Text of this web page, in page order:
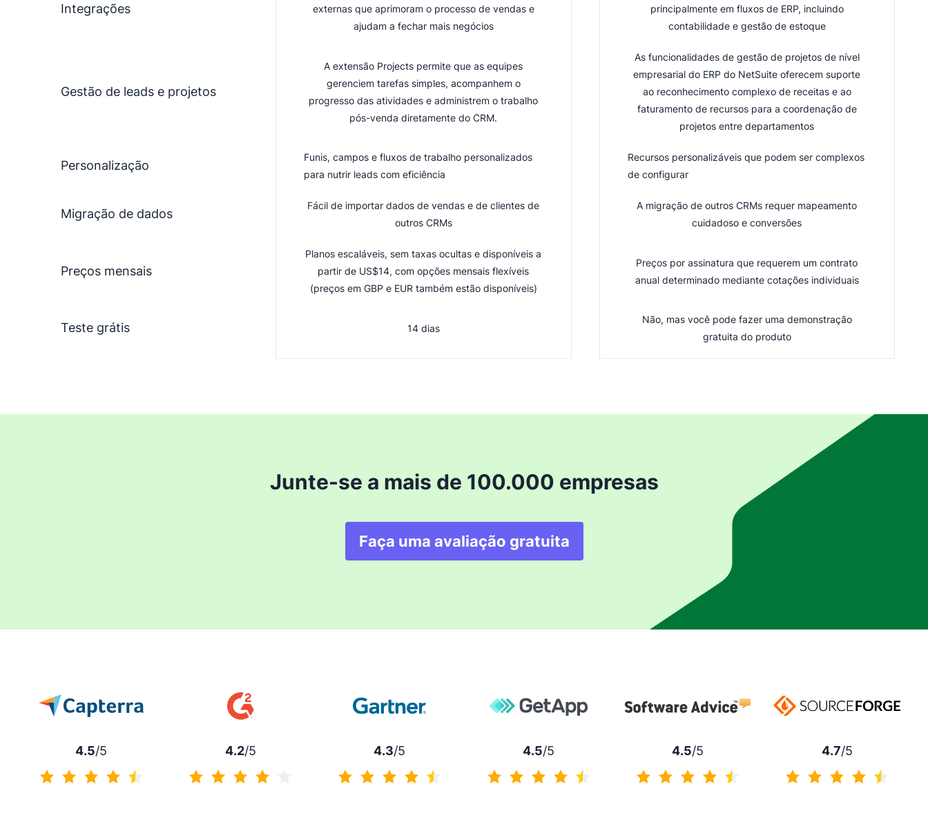
Integrações
externas que aprimoram o processo de vendas e
ajudam a fechar mais negócios
principalmente em fluxos de ERP, incluindo
contabilidade e gestão de estoque
Gestão de leads e projetos
A extensão Projects permite que as equipes
gerenciem tarefas simples, acompanhem o
progresso das atividades e administrem o trabalho
pós-venda diretamente do CRM.
As funcionalidades de gestão de projetos de nível
empresarial do ERP do NetSuite oferecem suporte
ao reconhecimento complexo de receitas e ao
faturamento de recursos para a coordenação de
projetos entre departamentos
Personalização
Funis, campos e fluxos de trabalho personalizados
para nutrir leads com eficiência
Recursos personalizáveis que podem ser complexos
de configurar
Migração de dados
Fácil de importar dados de vendas e de clientes de
outros CRMs
A migração de outros CRMs requer mapeamento
cuidadoso e conversões
Preços mensais
Planos escaláveis, sem taxas ocultas e disponíveis a
partir de US$14, com opções mensais flexíveis
(preços em GBP e EUR também estão disponíveis)
Preços por assinatura que requerem um contrato
anual determinado mediante cotações individuais
Teste grátis 14 dias
Não, mas você pode fazer uma demonstração
gratuita do produto
Junte-se a mais de 100.000 empresas
Faça uma avaliação gratuita
4.5/5 4.2/5 4.3/5 4.5/5 4.5/5 4.7/5